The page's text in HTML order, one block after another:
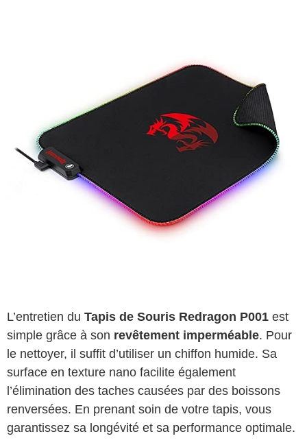
L’entretien du Tapis de Souris Redragon P001 est
simple grâce à son revêtement imperméable. Pour
le nettoyer, il suffit d’utiliser un chiffon humide. Sa
surface en texture nano facilite également
l’élimination des taches causées par des boissons
renversées. En prenant soin de votre tapis, vous
garantissez sa longévité et sa performance optimale.